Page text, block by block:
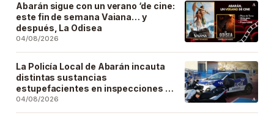
Abarán sigue con un verano ‘de cine:
este fin de semana Vaiana… y
después, La Odisea
04/08/2026
La Policía Local de Abarán incauta
distintas sustancias
estupefacientes en inspecciones a
locales públicos del municipio
04/08/2026